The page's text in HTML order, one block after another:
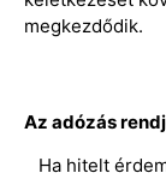
megkezdődik.
Az adózás
Ha hitelt